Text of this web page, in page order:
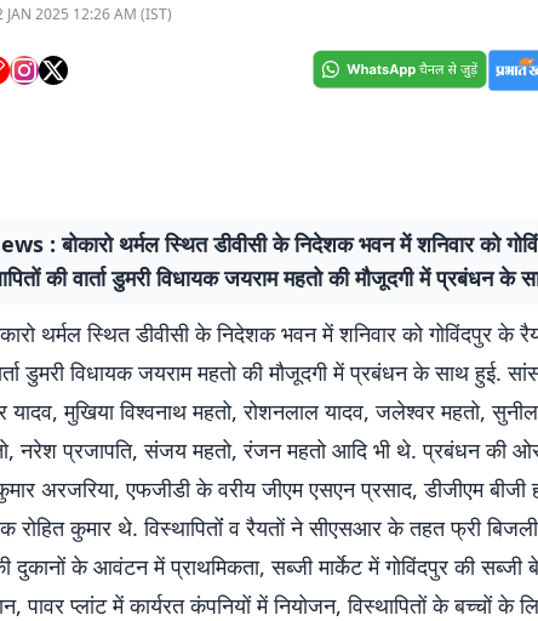
JAN 2025 12:26 AM (IST)
: बोकारो थर्मल स्थित डीवीसी के निदेशक भवन में शनिवार को
की वार्ता डुमरी विधायक जयराम महतो की मौजूदगी में प्रबंधन के
थर्मल स्थित डीवीसी के निदेशक भवन में शनिवार को गोविंदपुर के
डुमरी विधायक जयराम महतो की मौजूदगी में प्रबंधन के साथ हुई.
यादव, मुखिया विश्वनाथ महतो, रोशनलाल यादव, जलेश्वर महतो,
नरेश प्रजापति, संजय महतो, रंजन महतो आदि भी थे. प्रबंधन की
अरजरिया, एफजीडी के वरीय जीएम एसएन प्रसाद, डीजीएम बीजी
कुमार थे. विस्थापितोंं व रैयतों ने सीएसआर के तहत फ्री
दुकानों के आवंटन में प्राथमिकता, सब्जी मार्केट में गोविंदपुर की सब्जी
पावर प्लांट में कार्यरत कंपनियों में नियोजन, विस्थापितों के बच्चों के